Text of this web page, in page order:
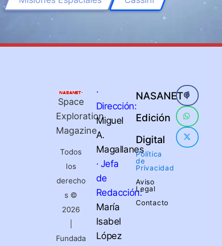
Space
Exploration
Magazine
Todos
los
derecho
s ©
2026
Fundada
·
Dirección:
Miguel
A.
Magallanes
· Jefa
de
Redacción:
María
Isabel
López
NASANET®
Edición
Digital
Política
de
Privacidad
Aviso
Legal
Contacto